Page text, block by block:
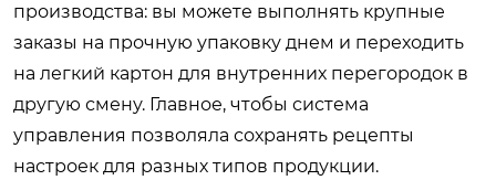
производства: вы можете выполнять крупные
заказы на прочную упаковку днем и переходить
на легкий картон для внутренних перегородок в
другую смену. Главное, чтобы система
управления позволяла сохранять рецепты
настроек для разных типов продукции.